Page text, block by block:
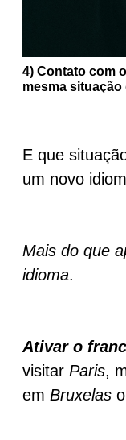
4) Contato com
mesma situação
E que
um novo
Mais do que
idioma.
Ativar o
visitar Paris,
em Bruxelas